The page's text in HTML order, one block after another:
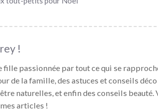
fille passionnée par tout ce qui se
de la famille, des astuces et conseils
naturelles, et enfin des conseils beauté.
articles !